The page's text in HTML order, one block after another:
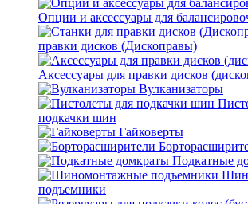
Опции и аксессуары для
правки дисков (Дископравы)
Аксессуары для правки дисков
Вулканизаторы
подкачки шин
Гайковерты
Подкатные
подъемники